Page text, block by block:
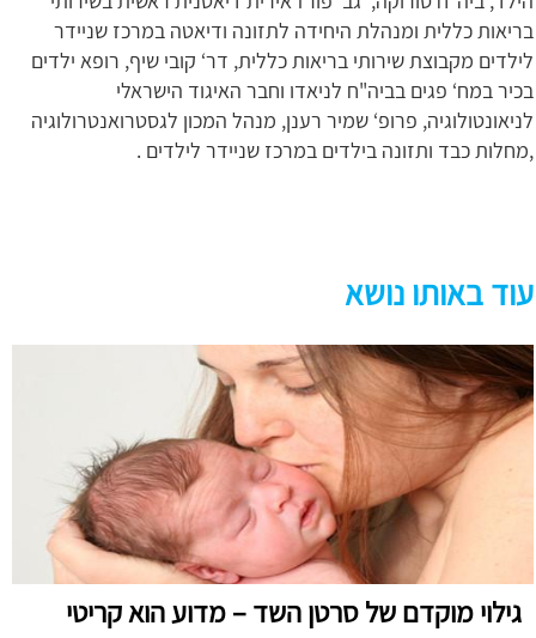
בריאות כללית ומנהלת היחידה לתזונה ודיאטה במרכז שניידר
לילדים מקבוצת שירותי בריאות כללית, דר‘ קובי שיף, רופא ילדים
בכיר במח‘ פגים בביה"ח לניאדו וחבר האיגוד הישראלי
לניאונטולוגיה, פרופ‘ שמיר רענן, מנהל המכון לגסטרואנטרולוגיה
,מחלות כבד ותזונה בילדים במרכז שניידר לילדים .
עוד באותו נושא
גילוי מוקדם של סרטן השד – מדוע הוא קריטי